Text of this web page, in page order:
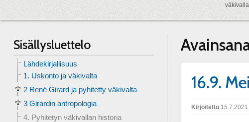
16.9.
Kirjoitettu15.7.2021
Sisällysluettelo
Lähdekirjallisuus
1. Uskonto ja väkivalta
2 René Girard ja pyhitetty väkivalta
3 Girardin antropologia
4. Pyhitetyn väkivallan historia